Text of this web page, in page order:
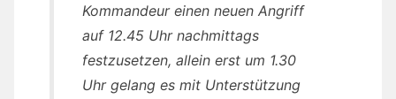
Kommandeur einen neuen Angriff
auf 12.45 Uhr nachmittags
festzusetzen, allein erst um 1.30
Uhr gelang es mit Unterstützung